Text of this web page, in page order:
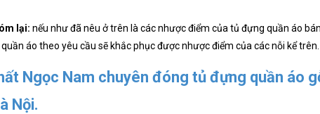
lại: nếu như đã nêu ở trên là các nhược điểm của tủ đựng quần áo
áo theo yêu cầu sẽ khắc phục được nhược điểm của các nỗi kể trên.
Ngọc Nam chuyên đóng tủ đựng quần áo
Nội.